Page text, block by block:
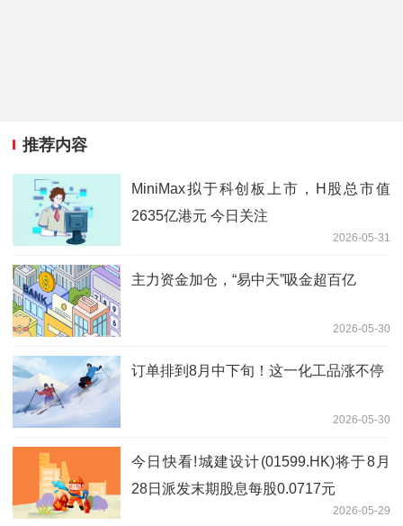
推荐内容
MiniMax拟于科创板上市，H股总市值
2635亿港元 今日关注
2026-05-31
主力资金加仓，“易中天”吸金超百亿
2026-05-30
订单排到8月中下旬！这一化工品涨不停
2026-05-30
今日快看!城建设计(01599.HK)将于8月
28日派发末期股息每股0.0717元
2026-05-29